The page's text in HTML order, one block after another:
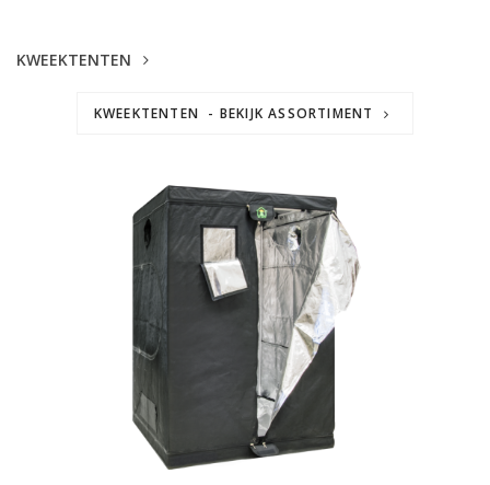
KWEEKTENTEN
KWEEKTENTEN - BEKIJK ASSORTIMENT